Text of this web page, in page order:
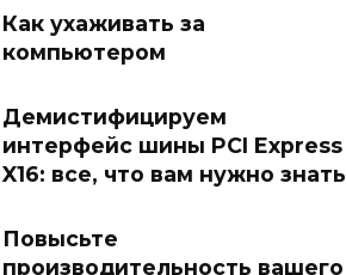
Как ухаживать за
компьютером
Демистифицируем
интерфейс шины PCI Express
X16: все, что вам нужно знать
Повысьте
производительность вашего